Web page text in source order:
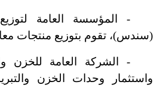
-المؤسسة العامة
(سندس)، تقوم بتوزيع منتجات
-الشركة العامة للخزن
واستثمار وحدات الخزن